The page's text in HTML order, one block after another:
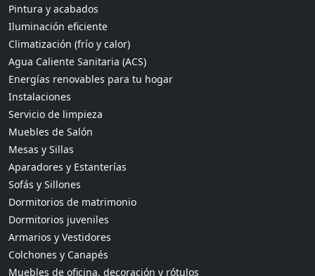
Pintura y acabados
Iluminación eficiente
Climatización (frío y calor)
Agua Caliente Sanitaria (ACS)
Energías renovables para tu hogar
Instalaciones
Servicio de limpieza
Muebles de Salón
Mesas y Sillas
Aparadores y Estanterías
Sofás y Sillones
Dormitorios de matrimonio
Dormitorios juveniles
Armarios y Vestidores
Colchones y Canapés
Muebles de oficina, decoración y rótulos